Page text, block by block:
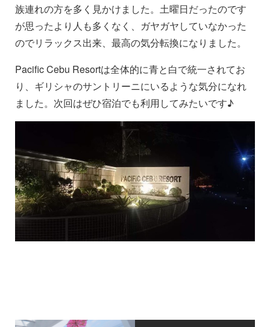
族連れの方を多く見かけました。土曜日だったのです
が思ったより人も多くなく、ガヤガヤしていなかった
のでリラックス出来、最高の気分転換になりました。
Pacific Cebu Resortは全体的に青と白で統一されてお
り、ギリシャのサントリーニにいるような気分になれ
ました。次回はぜひ宿泊でも利用してみたいです♪